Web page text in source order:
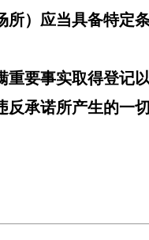
）应当具备特定
要事实取得登记
承诺所产生的一切